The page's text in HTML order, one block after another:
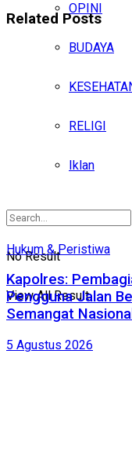
OPINI
BUDAYA
RELIGI
Iklan
No Result
View All Result
Related Posts
Hukum & Peristiwa
Kapolres:
Pengguna Jalan
Semangat
5 Agustus 2026